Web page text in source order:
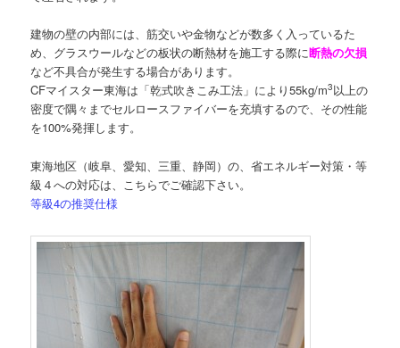
建物の壁の内部には、筋交いや金物などが数多く入っているた
め、グラスウールなどの板状の断熱材を施工する際に断熱の欠損
など不具合が発生する場合があります。
CFマイスター東海は「乾式吹きこみ工法」により55kg/m3以上の
密度で隅々までセルロースファイバーを充填するので、その性能
を100%発揮します。
東海地区（岐阜、愛知、三重、静岡）の、省エネルギー対策・等
級４への対応は、こちらでご確認下さい。
等級4の推奨仕様